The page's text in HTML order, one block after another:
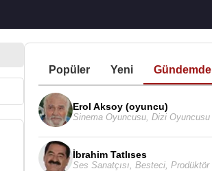
Popüler Yeni Gündemde
Erol Aksoy (oyuncu)
Sinema Oyuncusu, Dizi Oyuncusu
İbrahim Tatlıses
Ses Sanatçısı Besteci, Prodüktör